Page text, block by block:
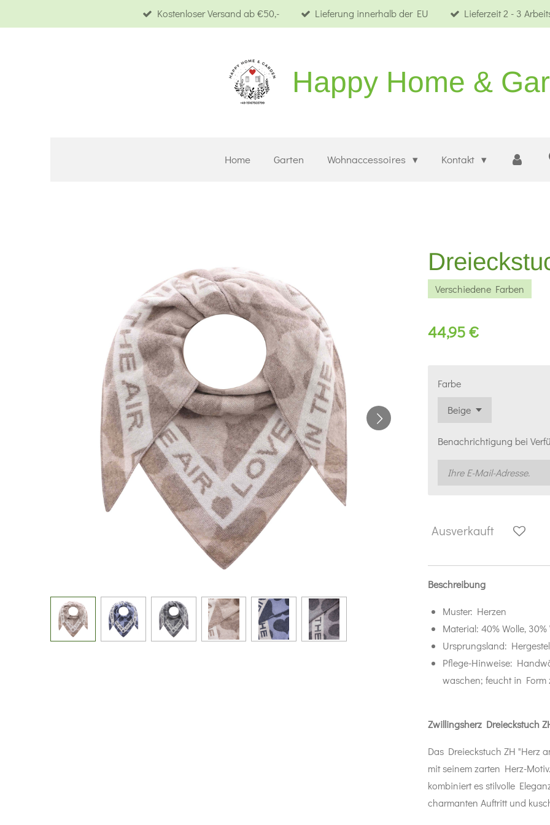
Hauptinhalt
Kostenloser Versand ab €50,- Lieferung innerhalb der EU Lieferzeit 2 - 3
Happy Home &
Home Garten Wohnaccessoires Kontakt
Verschiedene Farben
44,95 €
Farbe
Benachrichtigung bei
Ausverkauft
Beschreibung
Muster: Herzen
Material: 40% Wolle,
Ursprungsland:
Pflege-Hinweise:
waschen; feucht in Form
Zwillingsherz Dreieckstuch
Das Dreieckstuch ZH "Herz
mit seinem zarten Herz-
kombiniert es stilvolle
charmanten Auftritt und